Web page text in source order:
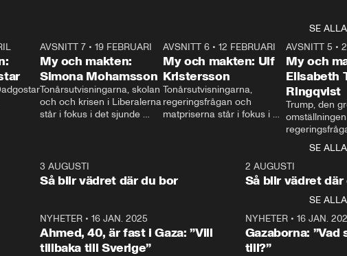
SE ALLA
vi
förstås
24:30
AVSNITT 7• 19 FEBRUARI
My och makten:
Simona Mohamsson
Tonårsutvisningarna, skolan
och och krisen i Liberalerna
står i fokus i det sjunde
kommentator My
Rohwedder ställer
utbildnings- och
Mohamsson till svars.
27:30
AVSNITT 6 •12 FEBRUARI
My och makten: Ulf
Kristersson
Tonårsutvisningarna,
regeringsfrågan och
matpriserna står i fokus i
Rohwedder ställer
statsminister Ulf Kristersson
AVSNITT 5 •
My och
Elisabeth
Ringqvist
Trump, den
centrum i
avsnittet av
Makten”. Se
Aftonbladets
Rohwedder
Thand Ring
SE ALLA
3 AUGUSTI
Så blir vädret där du bor
2 AUGUSTI
Så blir vädret där
SE ALLA
NYHETER• 16 JAN. 2025
Ahmed, 40, är fast i Gaza: ”Vill
tillbaka till Sverige”
NYHETER• 16 JAN.
Gazaborna:
till?”